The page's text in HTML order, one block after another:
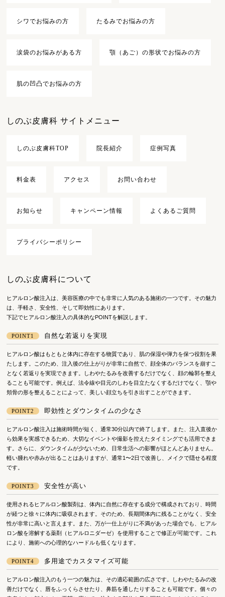
シワでお悩みの方 たるみでお悩みの方
涙袋のお悩みがある方 顎（あご）の形状でお悩みの方
肌の凹凸でお悩みの方
しのぶ皮膚科 サイトメニュー
しのぶ皮膚科TOP 院長紹介 症例写真
料金表 アクセス お問い合わせ
お知らせ キャンペーン情報 よくあるご質問
プライバシーポリシー
しのぶ皮膚科について
ヒアルロン酸注入は、美容医療の中でも非常に人気のある施術の一つです。その魅力
は、手軽さ、安全性、そして即効性にあります。
下記でヒアルロン酸注入の具体的なPOINTを解説します。
POINT1 自然な若返りを実現
ヒアルロン酸はもともと体内に存在する物質であり、肌の保湿や弾力を保つ役割を果
たします。このため、注入後の仕上がりが非常に自然で、顔全体のバランスを崩すこ
となく若返りを実現できます。しわやたるみを改善するだけでなく、顔の輪郭を整え
ることも可能です。例えば、法令線や目元のしわを目立たなくするだけでなく、顎や
頬骨の形を整えることによって、美しい顔立ちを引き出すことができます。
POINT2 即効性とダウンタイムの少なさ
ヒアルロン酸注入は施術時間が短く、通常30分以内で終了します。また、注入直後か
ら効果を実感できるため、大切なイベントや撮影を控えたタイミングでも活用できま
す。さらに、ダウンタイムが少ないため、日常生活への影響がほとんどありません。
軽い腫れや赤みが出ることはありますが、通常1〜2日で改善し、メイクで隠せる程度
です。
POINT3 安全性が高い
使用されるヒアルロン酸製剤は、体内に自然に存在する成分で構成されており、時間
が経つと徐々に体内に吸収されます。そのため、長期間体内に残ることがなく、安全
性が非常に高いと言えます。また、万が一仕上がりに不満があった場合でも、ヒアル
ロン酸を溶解する薬剤（ヒアルロニダーゼ）を使用することで修正が可能です。これ
により、施術への心理的なハードルも低くなります。
POINT4 多用途でカスタマイズ可能
ヒアルロン酸注入のもう一つの魅力は、その適応範囲の広さです。しわやたるみの改
善だけでなく、唇をふっくらさせたり、鼻筋を通したりすることも可能です。個々の